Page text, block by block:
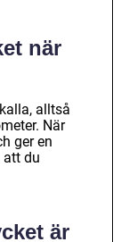
när
alltså
När
ger en
du
är